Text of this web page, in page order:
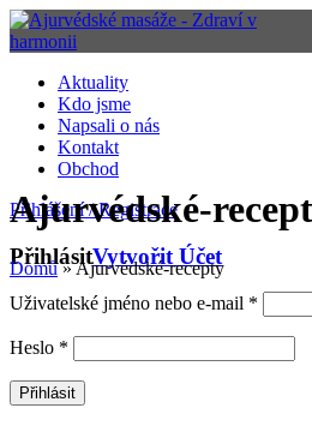
Aktuality
Kdo jsme
Napsali o nás
Kontakt
Obchod
Přihlášení / Registrace
PřihlásitVytvořit Účet
Uživatelské jméno nebo e-mail *
Heslo *
Přihlásit
Ajurvédské-
Domů»Ajurvédské-recepty